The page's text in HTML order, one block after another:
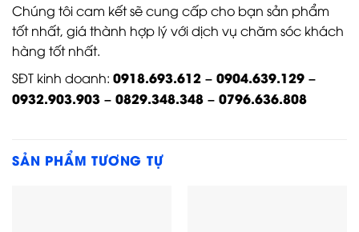
Chúng tôi cam kết sẽ cung cấp cho bạn sản phẩm
tốt nhất, giá thành hợp lý với dịch vụ chăm sóc khách
hàng tốt nhất.
SĐT kinh doanh: 0918.693.612 – 0904.639.129 –
0932.903.903 – 0829.348.348 – 0796.636.808
SẢN PHẨM TƯƠNG TỰ